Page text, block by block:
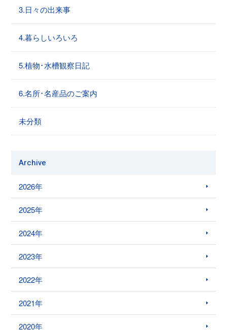
3.日々の出来事
4.暮らしいろいろ
5.植物･水槽観察日記
6.名所･名産品のご案内
未分類
Archive
2026年
2025年
2024年
2023年
2022年
2021年
2020年